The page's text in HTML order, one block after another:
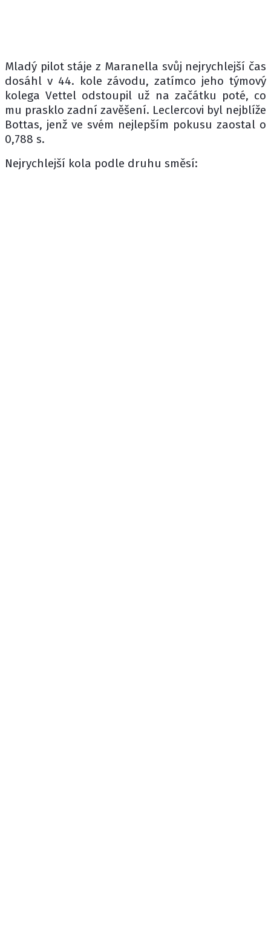
Mladý pilot stáje z Maranella svůj nejrychlejší čas
dosáhl v 44. kole závodu, zatímco jeho týmový
kolega Vettel odstoupil už na začátku poté, co
mu prasklo zadní zavěšení. Leclercovi byl nejblíže
Bottas, jenž ve svém nejlepším pokusu zaostal o
0,788 s.
Nejrychlejší kola podle druhu směsí: